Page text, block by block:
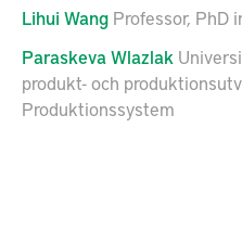
Lihui Wang Professor, PhD
ParaskevaWlazlak
produkt- och
Produktionssystem